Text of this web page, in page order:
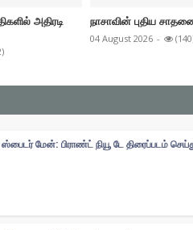
அதிரடி
நாசாவின் புதிய
04 August 2026 -
மேன்: பிராண்ட் நியூ டே திரைப்படம்